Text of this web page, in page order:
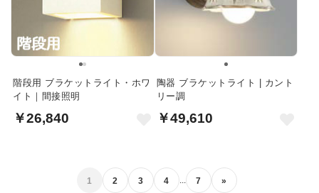
階段用 ブラケットライト・ホワ
イト｜間接照明
￥26,840
陶器 ブラケットライト | カント
リー調
￥49,610
1 2 3 4 ... 7 »